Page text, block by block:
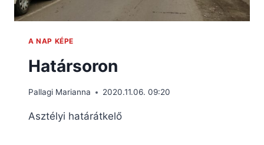
A NAP KÉPE
Határsoron
Pallagi Marianna 2020.11.06. 09:20
Asztélyi határátkelő